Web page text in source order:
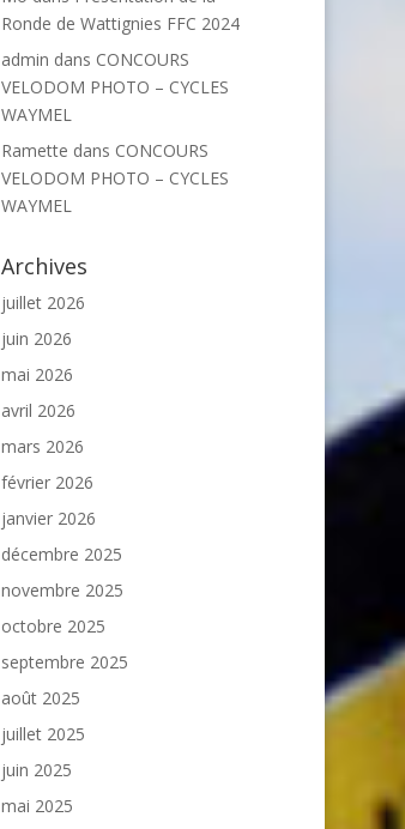
Ronde de Wattignies FFC 2024
admin dans CONCOURS
VELODOM PHOTO – CYCLES
WAYMEL
Ramette dans CONCOURS
VELODOM PHOTO – CYCLES
WAYMEL
Archives
juillet 2026
juin 2026
mai 2026
avril 2026
mars 2026
février 2026
janvier 2026
décembre 2025
novembre 2025
octobre 2025
septembre 2025
août 2025
juillet 2025
juin 2025
mai 2025